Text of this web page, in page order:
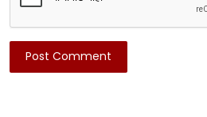
Post Comment